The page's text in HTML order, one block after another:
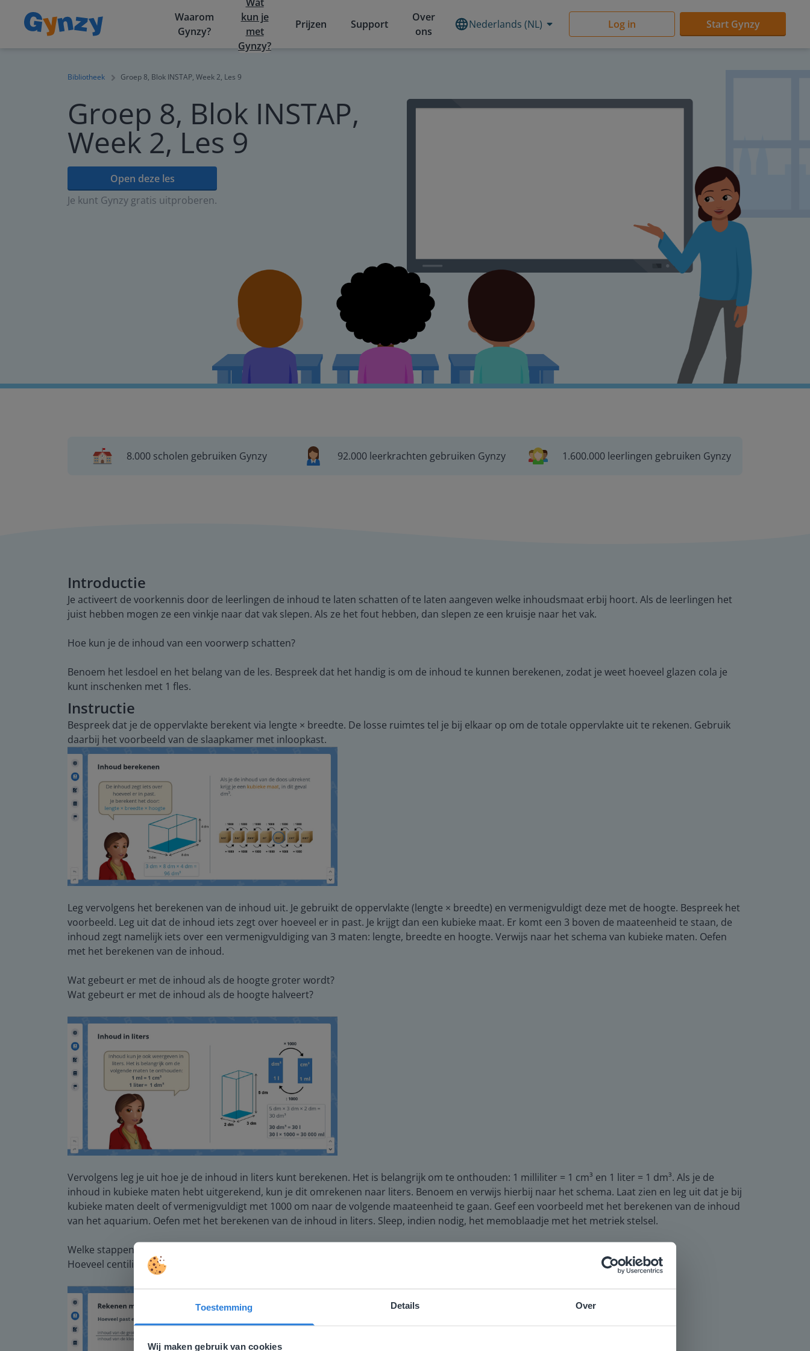
Toestemming Details Over
Wij maken gebruik van cookies
Waarom
Gynzy?
kun je
met
Gynzy?
Prijzen Support
Over
ons
Nederlands (NL) Log in Start Gynzy
Bibliotheek Groep 8, Blok INSTAP, Week 2, Les 9
Groep 8, Blok INSTAP,
Week 2, Les 9
Open deze les
Je kunt Gynzy gratis uitproberen.
8.000 scholen gebruiken Gynzy 92.000 leerkrachten gebruiken Gynzy 1.600.000 leerlingen gebruiken Gynzy
Introductie
Je activeert de voorkennis door de leerlingen de inhoud te laten schatten of te laten aangeven welke inhoudsmaat erbij hoort. Als de leerlingen het
juist hebben mogen ze een vinkje naar dat vak slepen. Als ze het fout hebben, dan slepen ze een kruisje naar het vak.
Hoe kun je de inhoud van een voorwerp schatten?
Benoem het lesdoel en het belang van de les. Bespreek dat het handig is om de inhoud te kunnen berekenen, zodat je weet hoeveel glazen cola je
kunt inschenken met 1 fles.
Instructie
Bespreek dat je de oppervlakte berekent via lengte × breedte. De losse ruimtes tel je bij elkaar op om de totale oppervlakte uit te rekenen. Gebruik
daarbij het voorbeeld van de slaapkamer met inloopkast.
Leg vervolgens het berekenen van de inhoud uit. Je gebruikt de oppervlakte (lengte × breedte) en vermenigvuldigt deze met de hoogte. Bespreek het
voorbeeld. Leg uit dat de inhoud iets zegt over hoeveel er in past. Je krijgt dan een kubieke maat. Er komt een 3 boven de maateenheid te staan, de
inhoud zegt namelijk iets over een vermenigvuldiging van 3 maten: lengte, breedte en hoogte. Verwijs naar het schema van kubieke maten. Oefen
met het berekenen van de inhoud.
Wat gebeurt er met de inhoud als de hoogte groter wordt?
Wat gebeurt er met de inhoud als de hoogte halveert?
Vervolgens leg je uit hoe je de inhoud in liters kunt berekenen. Het is belangrijk om te onthouden: 1 milliliter = 1 cm³ en 1 liter = 1 dm³. Als je de
inhoud in kubieke maten hebt uitgerekend, kun je dit omrekenen naar liters. Benoem en verwijs hierbij naar het schema. Laat zien en leg uit dat je bij
kubieke maten deelt of vermenigvuldigt met 1000 om naar de volgende maateenheid te gaan. Geef een voorbeeld met het berekenen van de inhoud
van het aquarium. Oefen met het berekenen van de inhoud in liters. Sleep, indien nodig, het memoblaadje met het metriek stelsel.
Welke stappen zet je om het aantal liters uit te rekenen wanneer de maten met centimeters zijn gegeven?
Hoeveel centiliter past er in het pak appelsap?
Deze website komt niet overeen met je locatie
Gezien je locatie, denken we dat je misschien liever naar de website voor